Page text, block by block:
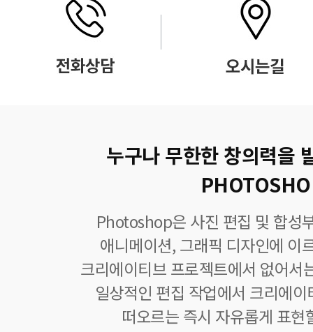
누구나 무한한 창의력을
Photoshop은 사진 편집 및 합성
애니메이션, 그래픽 디자인에 이
크리에이티브 프로젝트에서 없어서
일상적인 편집 작업에서 크리에
떠오르는 즉시 자유롭게 표현